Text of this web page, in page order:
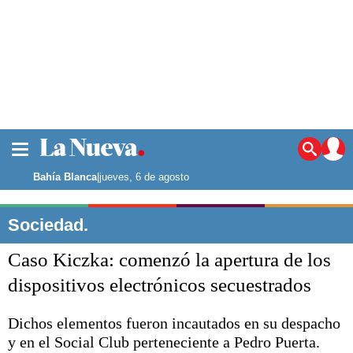
Noticias
La ciudad
Punta Alta
El mundo
Seguridad
Deportes
Escenario Olímpico
Liga del Sur
Bahía Blanca|jueves, 6 de agosto
Sociedad.
Caso Kiczka: comenzó la apertura de los
dispositivos electrónicos secuestrados
Dichos elementos fueron incautados en su despacho
y en el Social Club perteneciente a Pedro Puerta.